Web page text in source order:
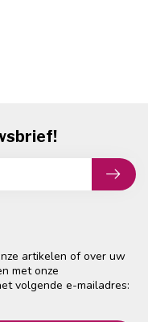
artikelen of over uw
met onze
volgende e-mailadres: